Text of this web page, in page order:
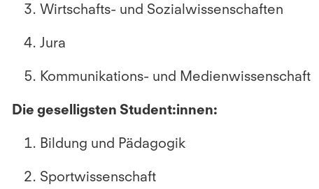
Wirtschafts- und Sozialwissenschaften
Jura
Kommunikations- und Medienwissenschaft
Die geselligsten Student:innen:
Bildung und Pädagogik
Sportwissenschaft